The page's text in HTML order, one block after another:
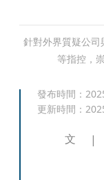
針對外界質疑公
等指控，
發布時間：
更新時間：
文